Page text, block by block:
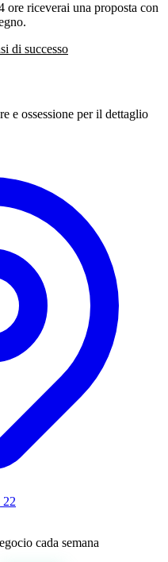
ore riceverai una proposta con
di successo
e ossessione per il dettaglio
22
cada semana